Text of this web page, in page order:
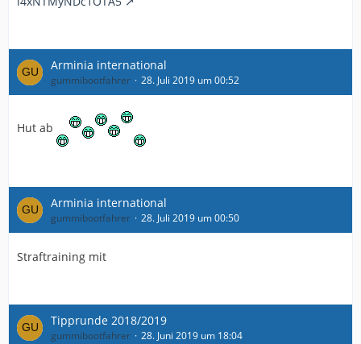
Arminia international
gummibootfahrer 28. Juli 2019 um 00:52
Hut ab
Arminia international
gummibootfahrer 28. Juli 2019 um 00:50
Straftraining mit
Tipprunde 2018/2019
gummibootfahrer 28. Juni 2019 um 18:04